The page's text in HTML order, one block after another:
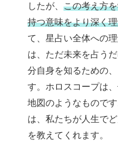
したが、 この考え方
持つ意味をより深く
て、星占い全体への
は、ただ未来を占う
分自身を知るための
す。ホロスコープは
地図のようなもので
は、私たちが人生で
を教えてくれます。